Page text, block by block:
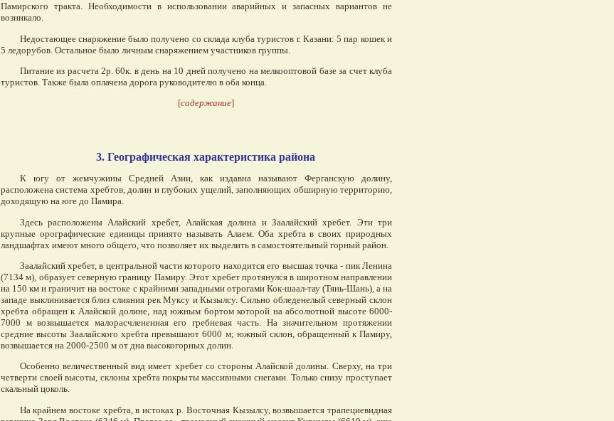
Памирского тракта. Необходимости в использовании аварийных и запасных вариантов не
возникало.
Недостающее снаряжение было получено со склада клуба туристов г. Казани: 5 пар кошек и
5 ледорубов. Остальное было личным снаряжением участников группы.
Питание из расчета 2р. 60к. в день на 10 дней получено на мелкооптовой базе за счет клуба
туристов. Также была оплачена дорога руководителю в оба конца.
[содержание]
3. Географическая характеристика района
К югу от жемчужины Средней Азии, как издавна называют Ферганскую долину,
расположена система хребтов, долин и глубоких ущелий, заполняющих обширную территорию,
доходящую на юге до Памира.
Здесь расположены Алайский хребет, Алайская долина и Заалайский хребет. Эти три
крупные орографические единицы принято называть Алаем. Оба хребта в своих природных
ландшафтах имеют много общего, что позволяет их выделить в самостоятельный горный район.
Заалайский хребет, в центральной части которого находится его высшая точка - пик Ленина
(7134 м), образует северную границу Памиру. Этот хребет протянулся в широтном направлении
на 150 км и граничит на востоке с крайними западными отрогами Кок-шаал-тау (Тянь-Шань), а на
западе выклинивается близ слияния рек Муксу и Кызылсу. Сильно обледенелый северный склон
хребта обращен к Алайской долине, над южным бортом которой на абсолютной высоте 6000-
7000 м возвышается малорасчлененная его гребневая часть. На значительном протяжении
средние высоты Заалайского хребта превышают 6000 м; южный склон, обращенный к Памиру,
возвышается на 2000-2500 м от дна высокогорных долин.
Особенно величественный вид имеет хребет со стороны Алайской долины. Сверху, на три
четверти своей высоты, склоны хребта покрыты массивными снегами. Только снизу проступает
скальный цоколь.
На крайнем востоке хребта, в истоках р. Восточная Кызылсу, возвышается трапециевидная